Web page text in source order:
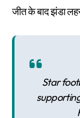
जीत के बाद झंडा
Star